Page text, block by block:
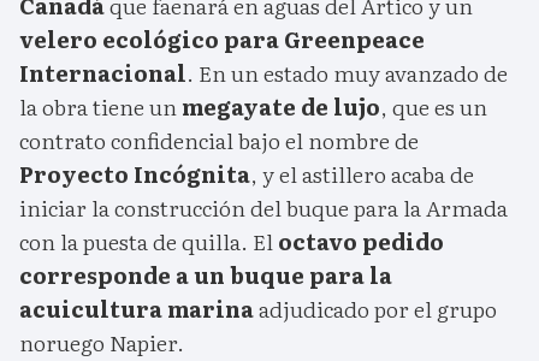
velero ecológico para Greenpeace
Internacional. En un estado muy avanzado de
la obra tiene unmegayate de lujo, que es un
contrato confidencial bajo el nombre de
Proyecto Incógnita, y el astillero acaba de
iniciar la construcción del buque para la Armada
con la puesta de quilla. Eloctavo pedido
corresponde a un buque para la
acuicultura marinaadjudicado por el grupo
noruego Napier.